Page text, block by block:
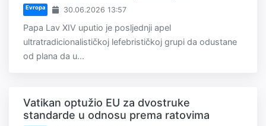
Evropa 30.06.2026 13:57
Papa Lav XIV uputio je posljednji apel
ultratradicionalističkoj lefebrističkoj grupi da odustane
od plana da u...
Vatikan optužio EU za dvostruke
standarde u odnosu prema ratovima